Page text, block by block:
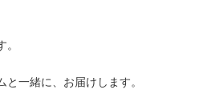
一緒に、お届けします。